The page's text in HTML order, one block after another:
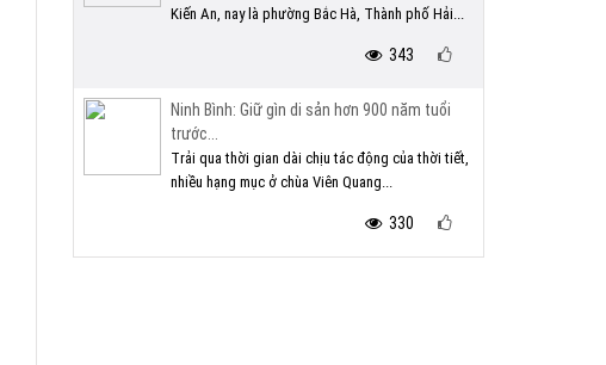
Kiến An, nay là phường Bắc Hà, Thành phố Hải...
343
Ninh Bình: Giữ gìn di sản hơn 900 năm tuổi
trước...
Trải qua thời gian dài chịu tác động của thời tiết,
nhiều hạng mục ở chùa Viên Quang...
330